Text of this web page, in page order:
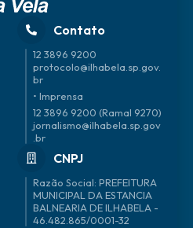
Contato
12 3896 9200
protocolo@ilhabela.sp.gov.
br
• Imprensa
12 3896 9200 (Ramal 9270)
jornalismo@ilhabela.sp.gov
.br
CNPJ
46.482.865/0001-32